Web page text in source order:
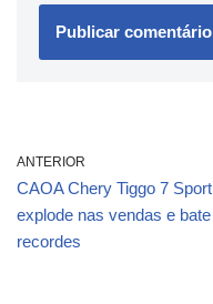
ANTERIOR
CAOA Chery Tiggo 7 Sport
explode nas vendas e bate
recordes